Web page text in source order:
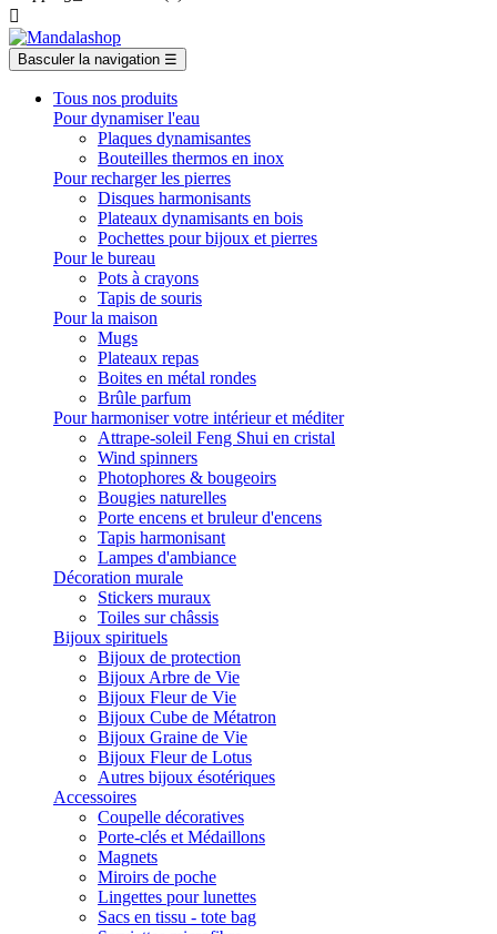

Basculer la navigation ☰
Tous nos produits
Pour dynamiser l'eau
Plaques dynamisantes
Bouteilles thermos en inox
Pour recharger les pierres
Disques harmonisants
Plateaux dynamisants en bois
Pochettes pour bijoux et pierres
Pour le bureau
Pots à crayons
Tapis de souris
Pour la maison
Mugs
Plateaux repas
Boites en métal rondes
Brûle parfum
Pour harmoniser votre intérieur et méditer
Attrape-soleil Feng Shui en cristal
Wind spinners
Photophores & bougeoirs
Bougies naturelles
Porte encens et bruleur d'encens
Tapis harmonisant
Lampes d'ambiance
Décoration murale
Stickers muraux
Toiles sur châssis
Bijoux spirituels
Bijoux de protection
Bijoux Arbre de Vie
Bijoux Fleur de Vie
Bijoux Cube de Métatron
Bijoux Graine de Vie
Bijoux Fleur de Lotus
Autres bijoux ésotériques
Accessoires
Coupelle décoratives
Porte-clés et Médaillons
Magnets
Miroirs de poche
Lingettes pour lunettes
Sacs en tissu - tote bag